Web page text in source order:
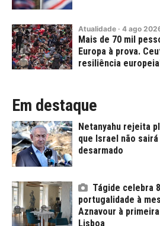
Atualidade · 4 ago
Mais de 70 mil
Europa à prova.
resiliência
Em destaque
Netanyahu rejeita
que Israel não sairá
desarmado
Tágide celebra
portugalidade à
Aznavour à
Lisboa